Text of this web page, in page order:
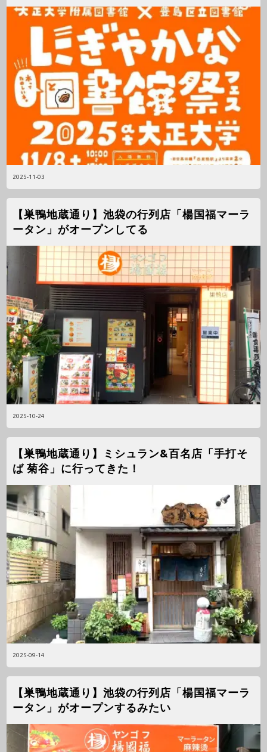
2025-11-03
2025-10-24
【巣鴨地蔵通り】池袋の行列店「楊国福マーラ
ータン」がオープンしてる
2025-09-14
【巣鴨地蔵通り】ミシュラン&百名店「手打そ
ば 菊谷」に行ってきた！
【巣鴨地蔵通り】池袋の行列店「楊国福マーラ
ータン」がオープンするみたい